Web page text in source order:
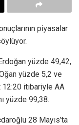
piyasalar
yüzde 49,42,
yüzde 5,2 ve
12:20 itibariyle AA
yüzde 99,38.
28 Mayıs’ta